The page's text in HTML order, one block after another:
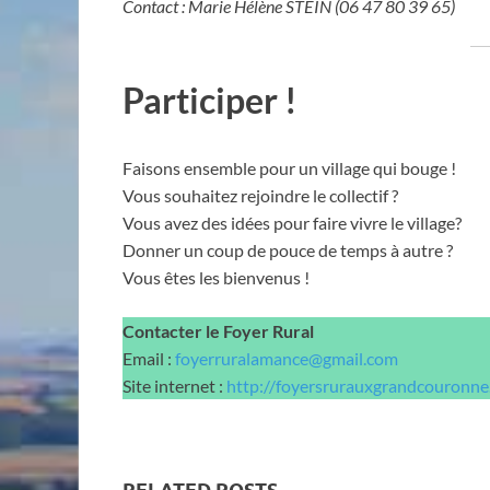
Contact : Marie Hélène STEIN (06 47 80 39 65)
Participer !
Faisons ensemble pour un village qui bouge !
Vous souhaitez rejoindre le collectif ?
Vous avez des idées pour faire vivre le village?
Donner un coup de pouce de temps à autre ?
Vous êtes les bienvenus !
Contacter le Foyer Rural
Email : foyerruralamance@gmail.com
Site internet : http://